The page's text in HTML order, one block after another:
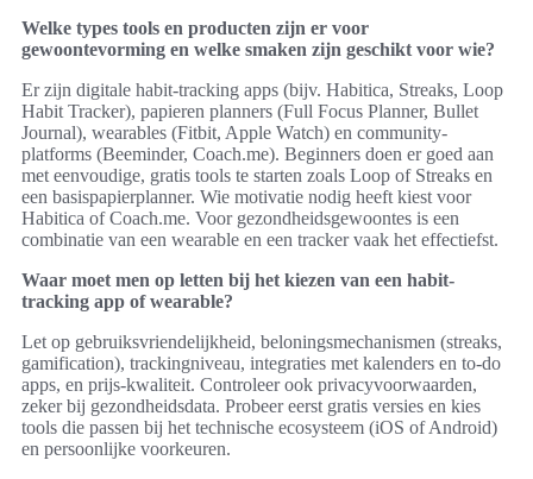
Welke types tools en producten zijn er voor
gewoontevorming en welke smaken zijn geschikt voor wie?
Er zijn digitale habit-tracking apps (bijv. Habitica, Streaks, Loop
Habit Tracker), papieren planners (Full Focus Planner, Bullet
Journal), wearables (Fitbit, Apple Watch) en community-
platforms (Beeminder, Coach.me). Beginners doen er goed aan
met eenvoudige, gratis tools te starten zoals Loop of Streaks en
een basispapierplanner. Wie motivatie nodig heeft kiest voor
Habitica of Coach.me. Voor gezondheidsgewoontes is een
combinatie van een wearable en een tracker vaak het effectiefst.
Waar moet men op letten bij het kiezen van een habit-
tracking app of wearable?
Let op gebruiksvriendelijkheid, beloningsmechanismen (streaks,
gamification), trackingniveau, integraties met kalenders en to-do
apps, en prijs-kwaliteit. Controleer ook privacyvoorwaarden,
zeker bij gezondheidsdata. Probeer eerst gratis versies en kies
tools die passen bij het technische ecosysteem (iOS of Android)
en persoonlijke voorkeuren.